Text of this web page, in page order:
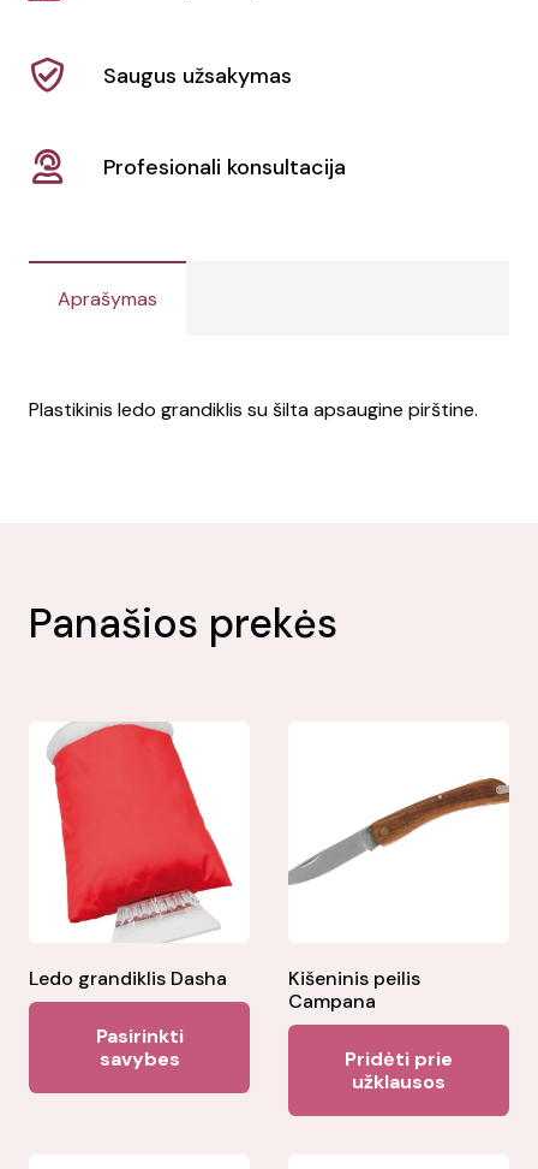
Saugus užsakymas
Profesionali konsultacija
Aprašymas
Plastikinis ledo grandiklis su šilta apsaugine pirštine.
Panašios prekės
Ledo grandiklis Dasha
Pasirinkti
savybes
This
has
multiple
Kišeninis peilis
Campana
Pridėti prie
užklausos